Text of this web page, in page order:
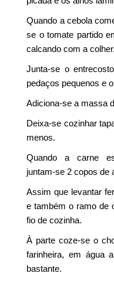
Quando a cebola
se o tomate partido
calcando com a colher.
Junta-se o
pedaços pequenos e
Adiciona-se a massa
Deixa-se cozinhar
menos.
Quando a carne
juntam-se 2 copos de
Assim que levantar
e também o ramo de
fio de cozinha.
À parte coze-se o
farinheira, em água
bastante.